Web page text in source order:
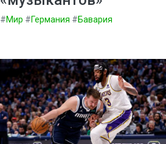
#Мир #Германия #Бавария